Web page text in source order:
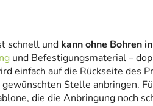
schnell und kann ohne Bohren
und Befestigungsmaterial –
einfach auf die Rückseite des
Stelle anbringen.
die die Anbringung noch